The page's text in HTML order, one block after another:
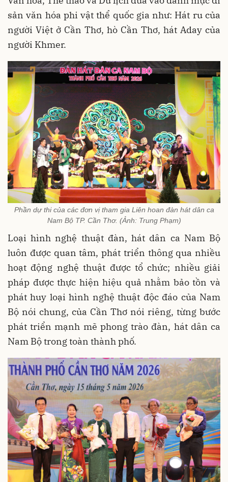
sản văn hóa phi vật thể quốc gia như: Hát ru của
người Việt ở Cần Thơ, hò Cần Thơ, hát Aday của
người Khmer.
Phần dự thi của các đơn vị tham gia Liên hoan đàn hát dân ca
Nam Bộ TP. Cần Thơ. (Ảnh: Trung Phạm)
Loại hình nghệ thuật đàn, hát dân ca Nam Bộ
luôn được quan tâm, phát triển thông qua nhiều
hoạt động nghệ thuật được tổ chức; nhiều giải
pháp được thực hiện hiệu quả nhằm bảo tồn và
phát huy loại hình nghệ thuật độc đáo của Nam
Bộ nói chung, của Cần Thơ nói riêng, từng bước
phát triển mạnh mẽ phong trào đàn, hát dân ca
Nam Bộ trong toàn thành phố.